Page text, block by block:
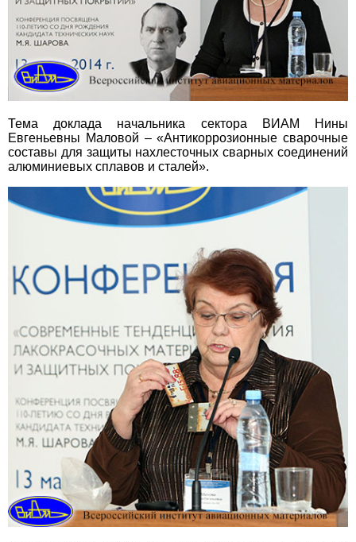
Тема доклада начальника сектора ВИАМ Нины
Евгеньевны Маловой – «Антикоррозионные сварочные
составы для защиты нахлесточных сварных соединений
алюминиевых сплавов и сталей».